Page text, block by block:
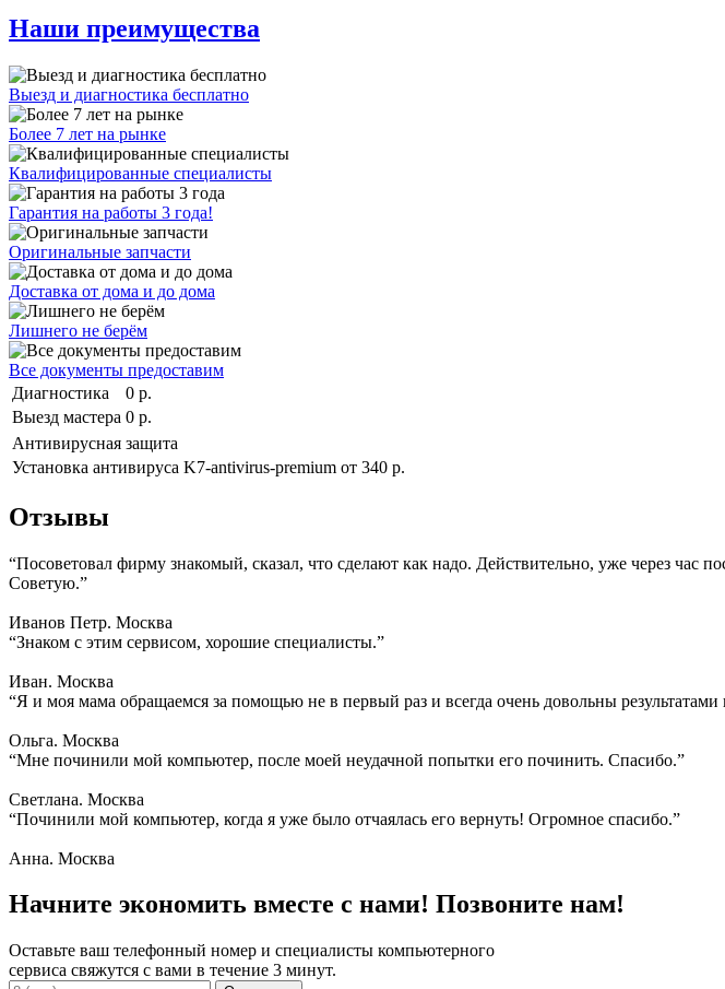
Наши преимущества
Выезд и диагностика бесплатно
Более 7 лет на рынке
Квалифицированные специалисты
Гарантия на работы 3 года!
Оригинальные запчасти
Доставка от дома и до дома
Лишнего не берём
Все документы предоставим
Диагностика
0 р.
Выезд мастера 0 р.
Антивирусная защита
Установка антивируса K7-antivirus-premium от 340 р.
Отзывы
“Посоветовал фирму знакомый, сказал, что сделают как надо. Действительно, уже через час
Советую.”
Иванов Петр. Москва
“Знаком с этим сервисом, хорошие специалисты.”
Иван. Москва
“Я и моя мама обращаемся за помощью не в первый раз и всегда очень довольны
Ольга. Москва
“Мне починили мой компьютер, после моей неудачной попытки его починить. Спасибо.”
Светлана. Москва
“Починили мой компьютер, когда я уже было отчаялась его вернуть! Огромное спасибо.”
Анна. Москва
Начните экономить вместе с нами! Позвоните нам!
Оставьте ваш телефонный номер и специалисты компьютерного
сервиса свяжутся с вами в течение 3 минут.